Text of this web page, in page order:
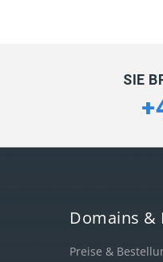
SIE
Domains &
Preise &